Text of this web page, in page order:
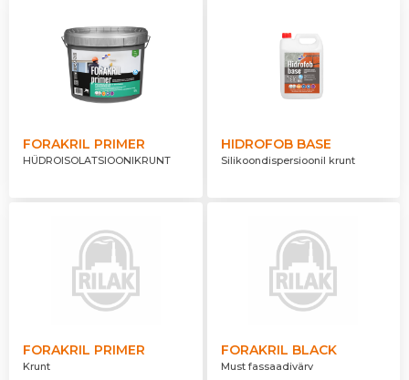
FORAKRIL PRIMER
HÜDROISOLATSIOONIKRUNT
HIDROFOB BASE
Silikoondispersioonil krunt
FORAKRIL PRIMER
Krunt
FORAKRIL BLACK
Must fassaadivärv